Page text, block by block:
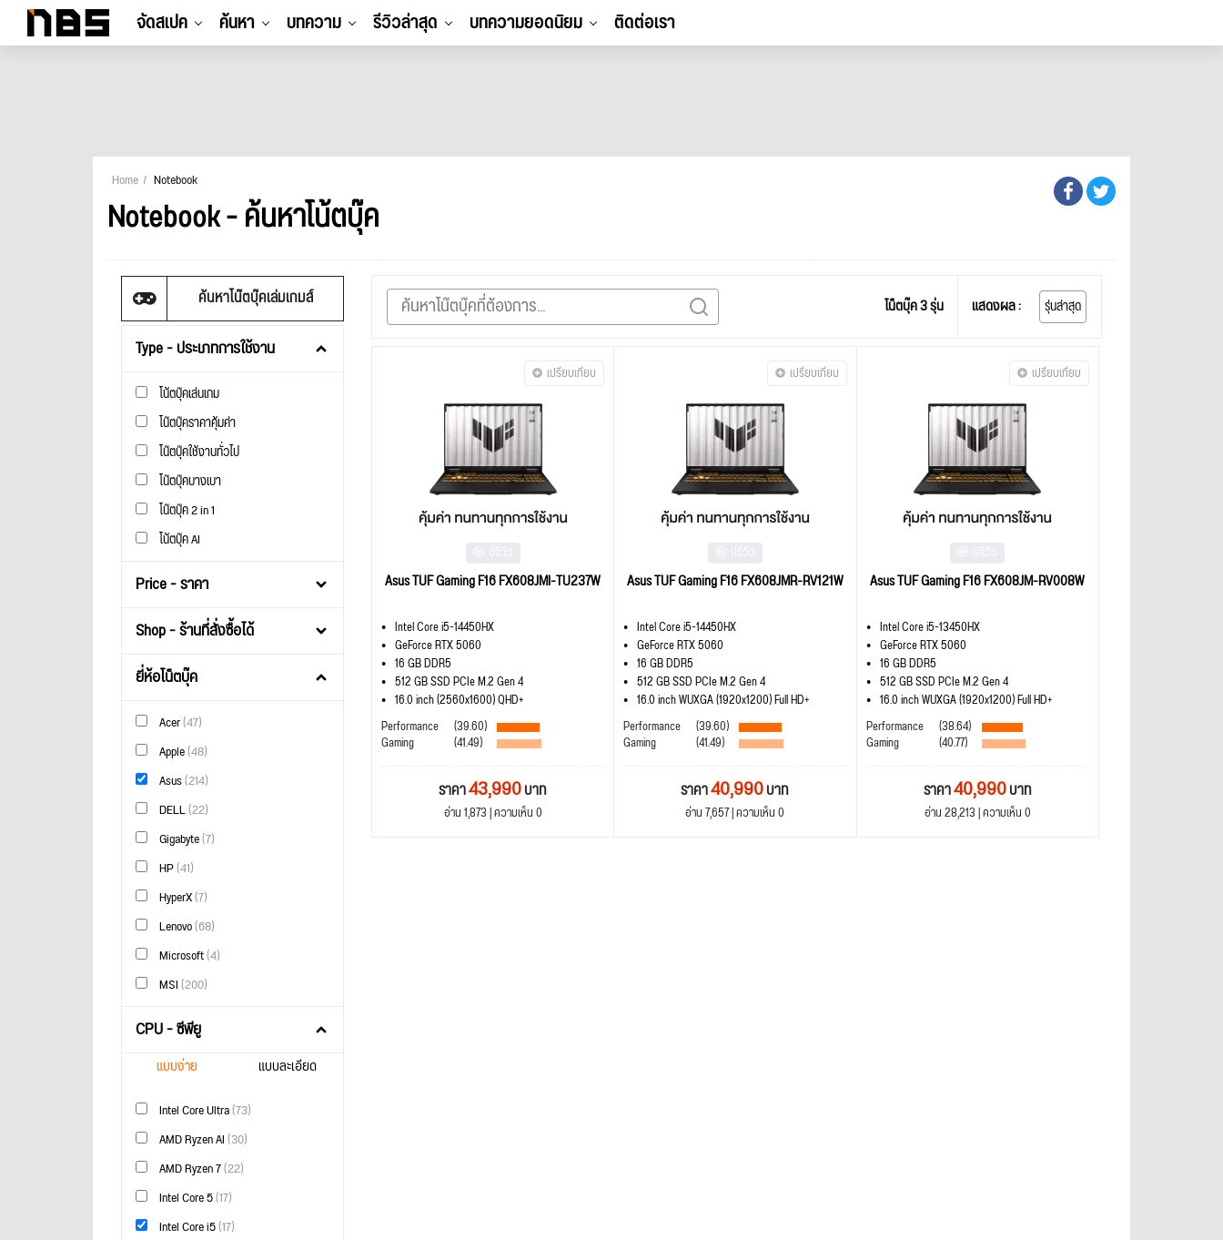
จัดสเปค ค้นหา บทความ รีวิวล่าสุด บทความยอดนิยม ติดต่อเรา
Home Notebook
Notebook - ค้นหาโน้ตบุ๊ค
ค้นหาโน๊ตบุ๊คเล่มเกมส์
Type - ประเภทการใช้งาน
โน้ตบุ๊คเล่นเกม
โน๊ตบุ๊คราคาคุ้มค่า
โน๊ตบุ๊คใช้งานทั่วไป
โน๊ตบุ๊คบางเบา
โน๊ตบุ๊ค 2 in 1
โน้ตบุ๊ค AI
Price - ราคา
Shop - ร้านที่สั่งซื้อได้
ยี่ห้อโน็ตบุ๊ค
Acer(47)
Apple(48)
Asus(214)
DELL(22)
Gigabyte(7)
HP(41)
HyperX(7)
Lenovo(68)
Microsoft(4)
MSI(200)
CPU - ซีพียู
แบบง่าย แบบละเอียด
Intel Core Ultra(73)
AMD Ryzen AI(30)
AMD Ryzen 7(22)
Intel Core 5(17)
Intel Core i5(17)
โน็ตบุ๊ค 3 รุ่น แสดงผล : รุ่นล่าสุด
เปรียบเทียบ
Asus TUF Gaming F16 FX608JMI-TU237W
Intel Core i5-14450HX
GeForce RTX 5060
16 GB DDR5
512 GB SSD PCIe M.2 Gen 4
16.0 inch (2560x1600) QHD+
Performance
(39.60)
Gaming (41.49)
ราคา43,990บาท
อ่าน 1,873 | ความเห็น 0
เปรียบเทียบ
Asus TUF Gaming F16 FX608JMR-RV121W
Intel Core i5-14450HX
GeForce RTX 5060
16 GB DDR5
512 GB SSD PCIe M.2 Gen 4
16.0 inch WUXGA (1920x1200) Full HD+
Performance
(39.60)
Gaming (41.49)
ราคา40,990บาท
อ่าน 7,657 | ความเห็น 0
เปรียบเทียบ
Asus TUF Gaming F16 FX608JM-RV008W
Intel Core i5-13450HX
GeForce RTX 5060
16 GB DDR5
512 GB SSD PCIe M.2 Gen 4
16.0 inch WUXGA (1920x1200) Full HD+
Performance
(38.64)
Gaming (40.77)
ราคา40,990บาท
อ่าน 28,213 | ความเห็น 0